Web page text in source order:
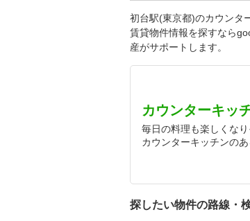
初台駅(東京都)のカウンタ
賃貸物件情報を探すなら
産がサポートします。
カウンターキッ
毎日の料理も楽しくなり
カウンターキッチンの
探したい物件の路線・